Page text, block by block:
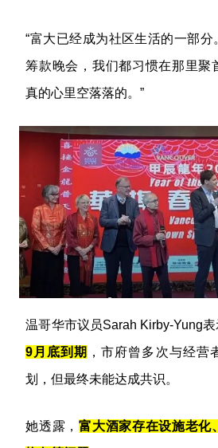
“富大已经成为社区生活的一部分
筹款晚会，我们都习惯在那里聚
真的心里空落落的。”
温哥华市议员Sarah Kirby-Yung
9月底到期 ，市府曾多次与经营
划，但最终未能达成共识。
她透露，富大酒家存在设施老化